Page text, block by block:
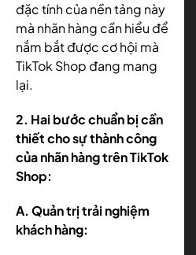
đặc tính của nền tảng này
mà nhãn hàng cần hiểu để
nắm bắt được cơ hội mà
TikTok Shop đang mang
lại.
2. Hai bước chuẩn bị cần
thiết cho sự thành công
của nhãn hàng trên TikTok
Shop:
A. Quản trị trải nghiệm
khách hàng: